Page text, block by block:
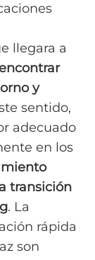
llegara a
y
sentido,
adecuado
en los
transición
. La
rápida
son